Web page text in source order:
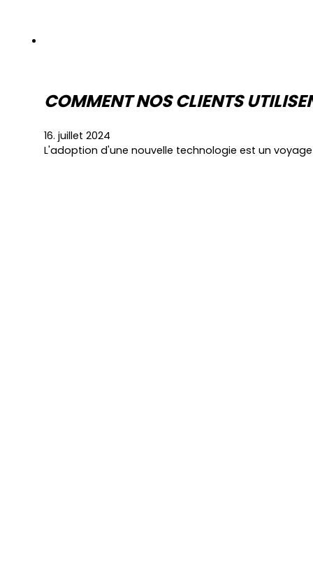
COMMENT NOS CLIENTS
16. juillet 2024
L'adoption d'une nouvelle technologie est un